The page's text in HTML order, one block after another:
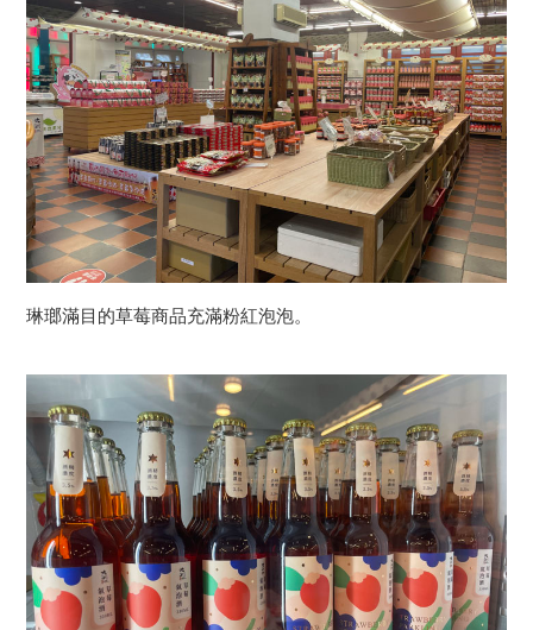
琳瑯滿目的草莓商品充滿粉紅泡泡。